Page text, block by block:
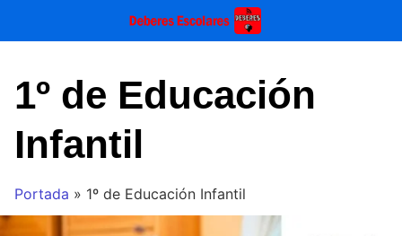
1º de Educación
Infantil
Portada » 1º de Educación Infantil